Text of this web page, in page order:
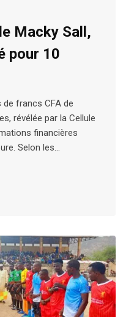
Macky Sall,
pour 10
de francs CFA de
révélée par la Cellule
financières
Selon les…